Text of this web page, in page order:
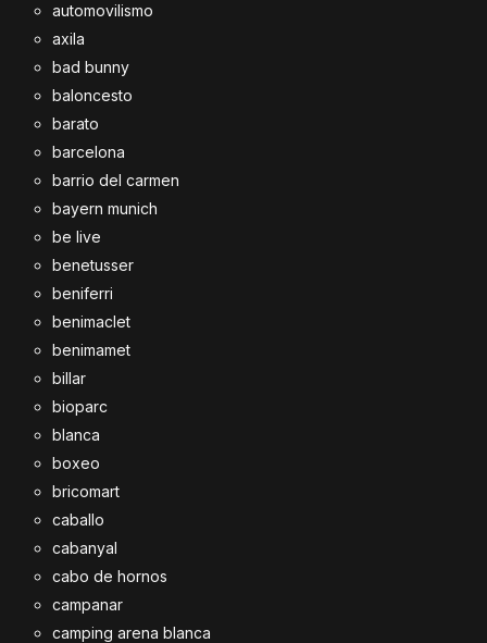
automovilismo
axila
bad bunny
baloncesto
barato
barcelona
barrio del carmen
bayern munich
be live
benetusser
beniferri
benimaclet
benimamet
billar
bioparc
blanca
boxeo
bricomart
caballo
cabanyal
cabo de hornos
campanar
camping arena blanca